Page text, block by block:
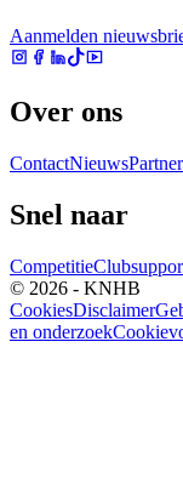
Aanmelden
Over ons
ContactNieuws
Snel naar
Competitie
© 2026 - KNHB
CookiesDisclaimer
en onderzoek